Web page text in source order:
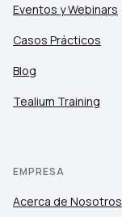
Eventos y Webinars
Casos Prácticos
Blog
Tealium Training
EMPRESA
Acerca de Nosotros